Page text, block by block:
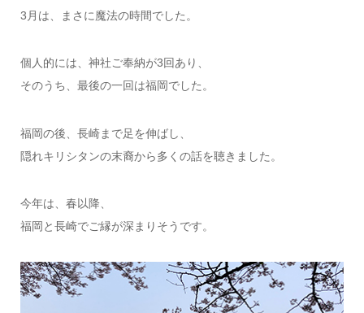
3月は、まさに魔法の時間でした。
個人的には、神社ご奉納が3回あり、
そのうち、最後の一回は福岡でした。
福岡の後、長崎まで足を伸ばし、
隠れキリシタンの末裔から多くの話を聴きました。
今年は、春以降、
福岡と長崎でご縁が深まりそうです。